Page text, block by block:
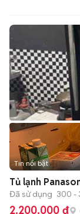
Tin nổi bật
Tủ lạnh
Đã sử dụng 300 -
2.200.000 đ